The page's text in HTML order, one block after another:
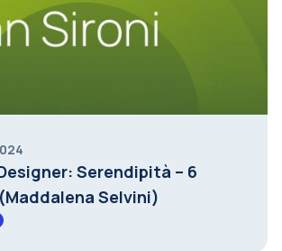
Serendipità – 6
Selvini)